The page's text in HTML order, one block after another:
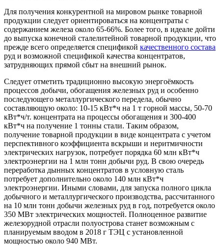
Для получения конкурентной на мировом рынке товарной
продукции следует ориентироваться на концентраты с
содержанием железа около 65-66%. Более того, в идеале дойти
до выпуска конечной сталелитейной товарной продукции, что
прежде всего определяется спецификой качественного состава
руд и возможной спецификой качества концентратов,
затрудняющих прямой сбыт на внешний рынок.
Следует отметить традиционно высокую энергоёмкость
процессов добычи, обогащения железных руд и особенно
последующего металлургического передела, обычно
составляющую около: 10-15 кВт*ч на 1 т горной массы, 50-70
кВт*ч/т. концентрата на процессы обогащения и 300-400
кВт*ч на получение 1 тонны стали. Таким образом,
получение товарной продукции в виде концентрата с учетом
перспективного коэффициента вскрыши и неритмичности
электрических нагрузок, потребует порядка 60 млн кВт*ч
электроэнергии на 1 млн тонн добычи руд. В свою очередь
переработка дынных концентратов в условную сталь
потребует дополнительно около 140 млн кВт*ч
электроэнергии. Иными словами, для запуска полного цикла
добычного и металлургического производства, рассчитанного
на 10 млн тонн добычи железных руд в год, потребуется около
350 МВт электрических мощностей. Полноценное развитие
железорудной отрасли полуострова станет возможным с
планируемым вводом в 2018 г ТЭЦ с установленной
мощностью около 940 МВт.